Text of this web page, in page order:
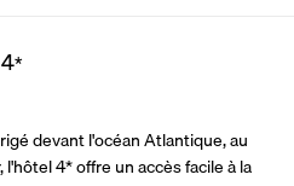
4*
devant l'océan Atlantique, au
4* offre un accès facile à la